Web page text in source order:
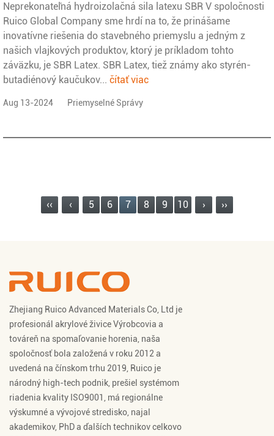
Neprekonateľná hydroizolačná sila latexu SBR V spoločnosti
Ruico Global Company sme hrdí na to, že prinášame
inovatívne riešenia do stavebného priemyslu a jedným z
našich vlajkových produktov, ktorý je príkladom tohto
záväzku, je SBR Latex. SBR Latex, tiež známy ako styrén-
butadiénový kaučukov... čítať viac
Aug 13-2024 Priemyselné Správy
‹‹ ‹ 5 6 7 8 9 10 › ››
Zhejiang Ruico Advanced Materials Co, Ltd je
profesionál akrylové živice Výrobcovia a
továreň na spomaľovanie horenia , naša
spoločnosť bola založená v roku 2012 a
uvedená na čínskom trhu 2019, Ruico je
národný high-tech podnik, prešiel systémom
riadenia kvality ISO9001, má regionálne
výskumné a vývojové stredisko, najal
akademikov, PhD a ďalších technikov celkovo